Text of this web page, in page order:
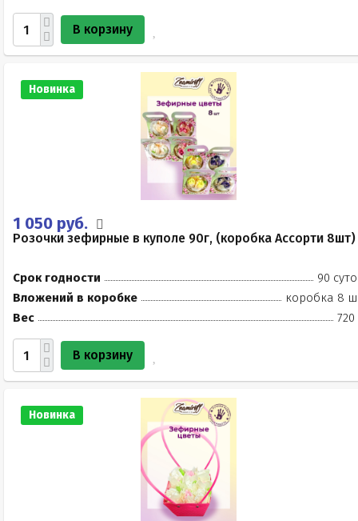
В корзину
Новинка
1 050 руб.
Розочки зефирные в куполе 90г, (коробка Ассорти 8шт)
Срок годности
90
Вложений в коробке
коробка 8
Вес
720
В корзину
Новинка